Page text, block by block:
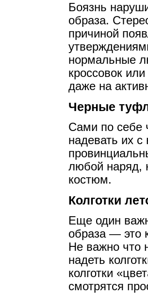
Боязнь
образа.
причиной
нормальные
кроссовок
даже на
Черные
Сами по себе
надевать их с
любой наряд,
костюм.
Колготки
Еще один
образа — это
Не важно что
надеть
колготки
смотрятся